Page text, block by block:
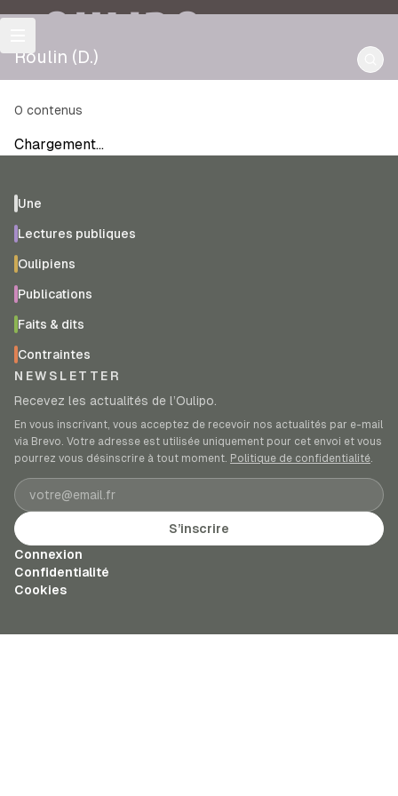
OULIPO
Roulin (D.)
0 contenus
Chargement…
Une
Lectures publiques
Oulipiens
Publications
Faits & dits
Contraintes
NEWSLETTER
Recevez les actualités de l’Oulipo.
En vous inscrivant, vous acceptez de recevoir nos actualités par e-mail
via Brevo. Votre adresse est utilisée uniquement pour cet envoi et vous
pourrez vous désinscrire à tout moment. Politique de confidentialité.
Adresse e-mail
S’inscrire
Connexion
Confidentialité
Cookies